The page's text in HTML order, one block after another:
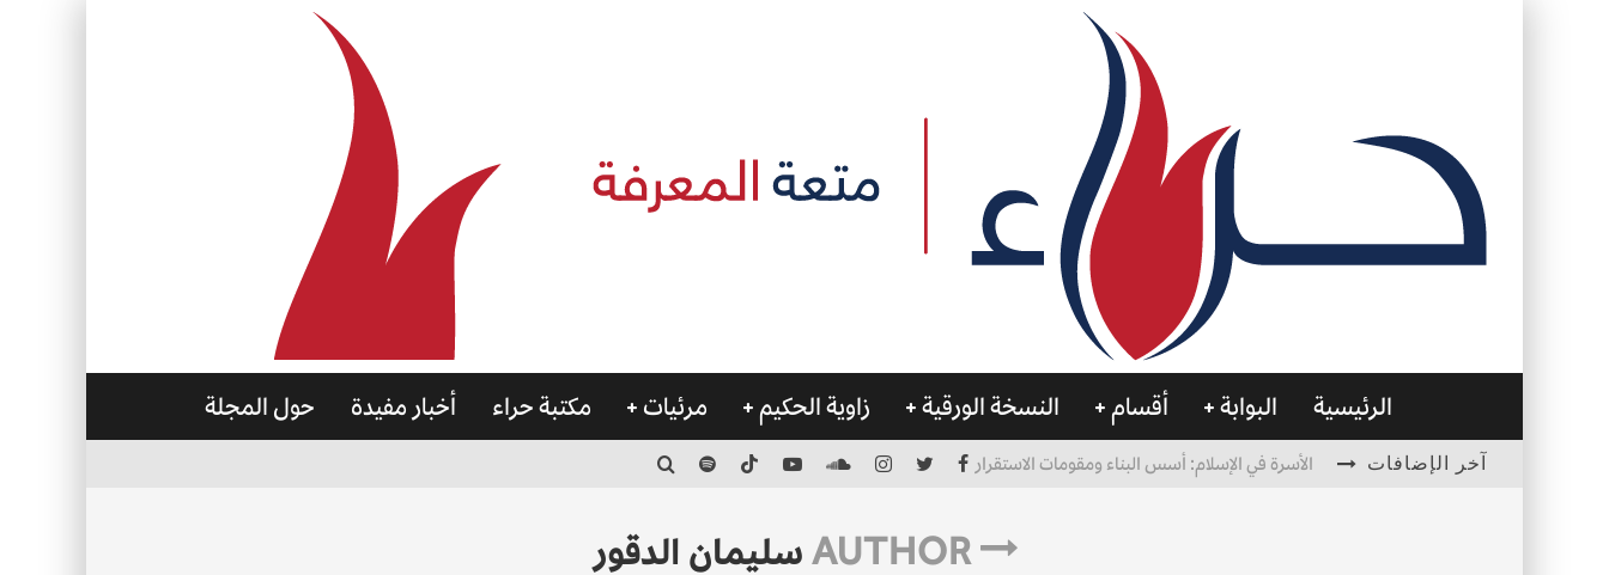
الرئيسية البوابة أقسام النسخة الورقية زاوية الحكيم مرئيات مكتبة حراء أخبار مفيدة حول المجلة
آخر الإضافات الأسرة في الإسلام: أسس البناء ومقومات الاستقرار
AUTHOR سليمان الدقور